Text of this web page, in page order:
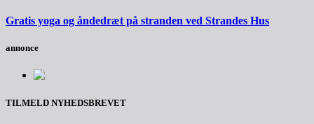
Gratis yoga og åndedræt på stranden ved Strandes Hus
annonce
TILMELD NYHEDSBREVET